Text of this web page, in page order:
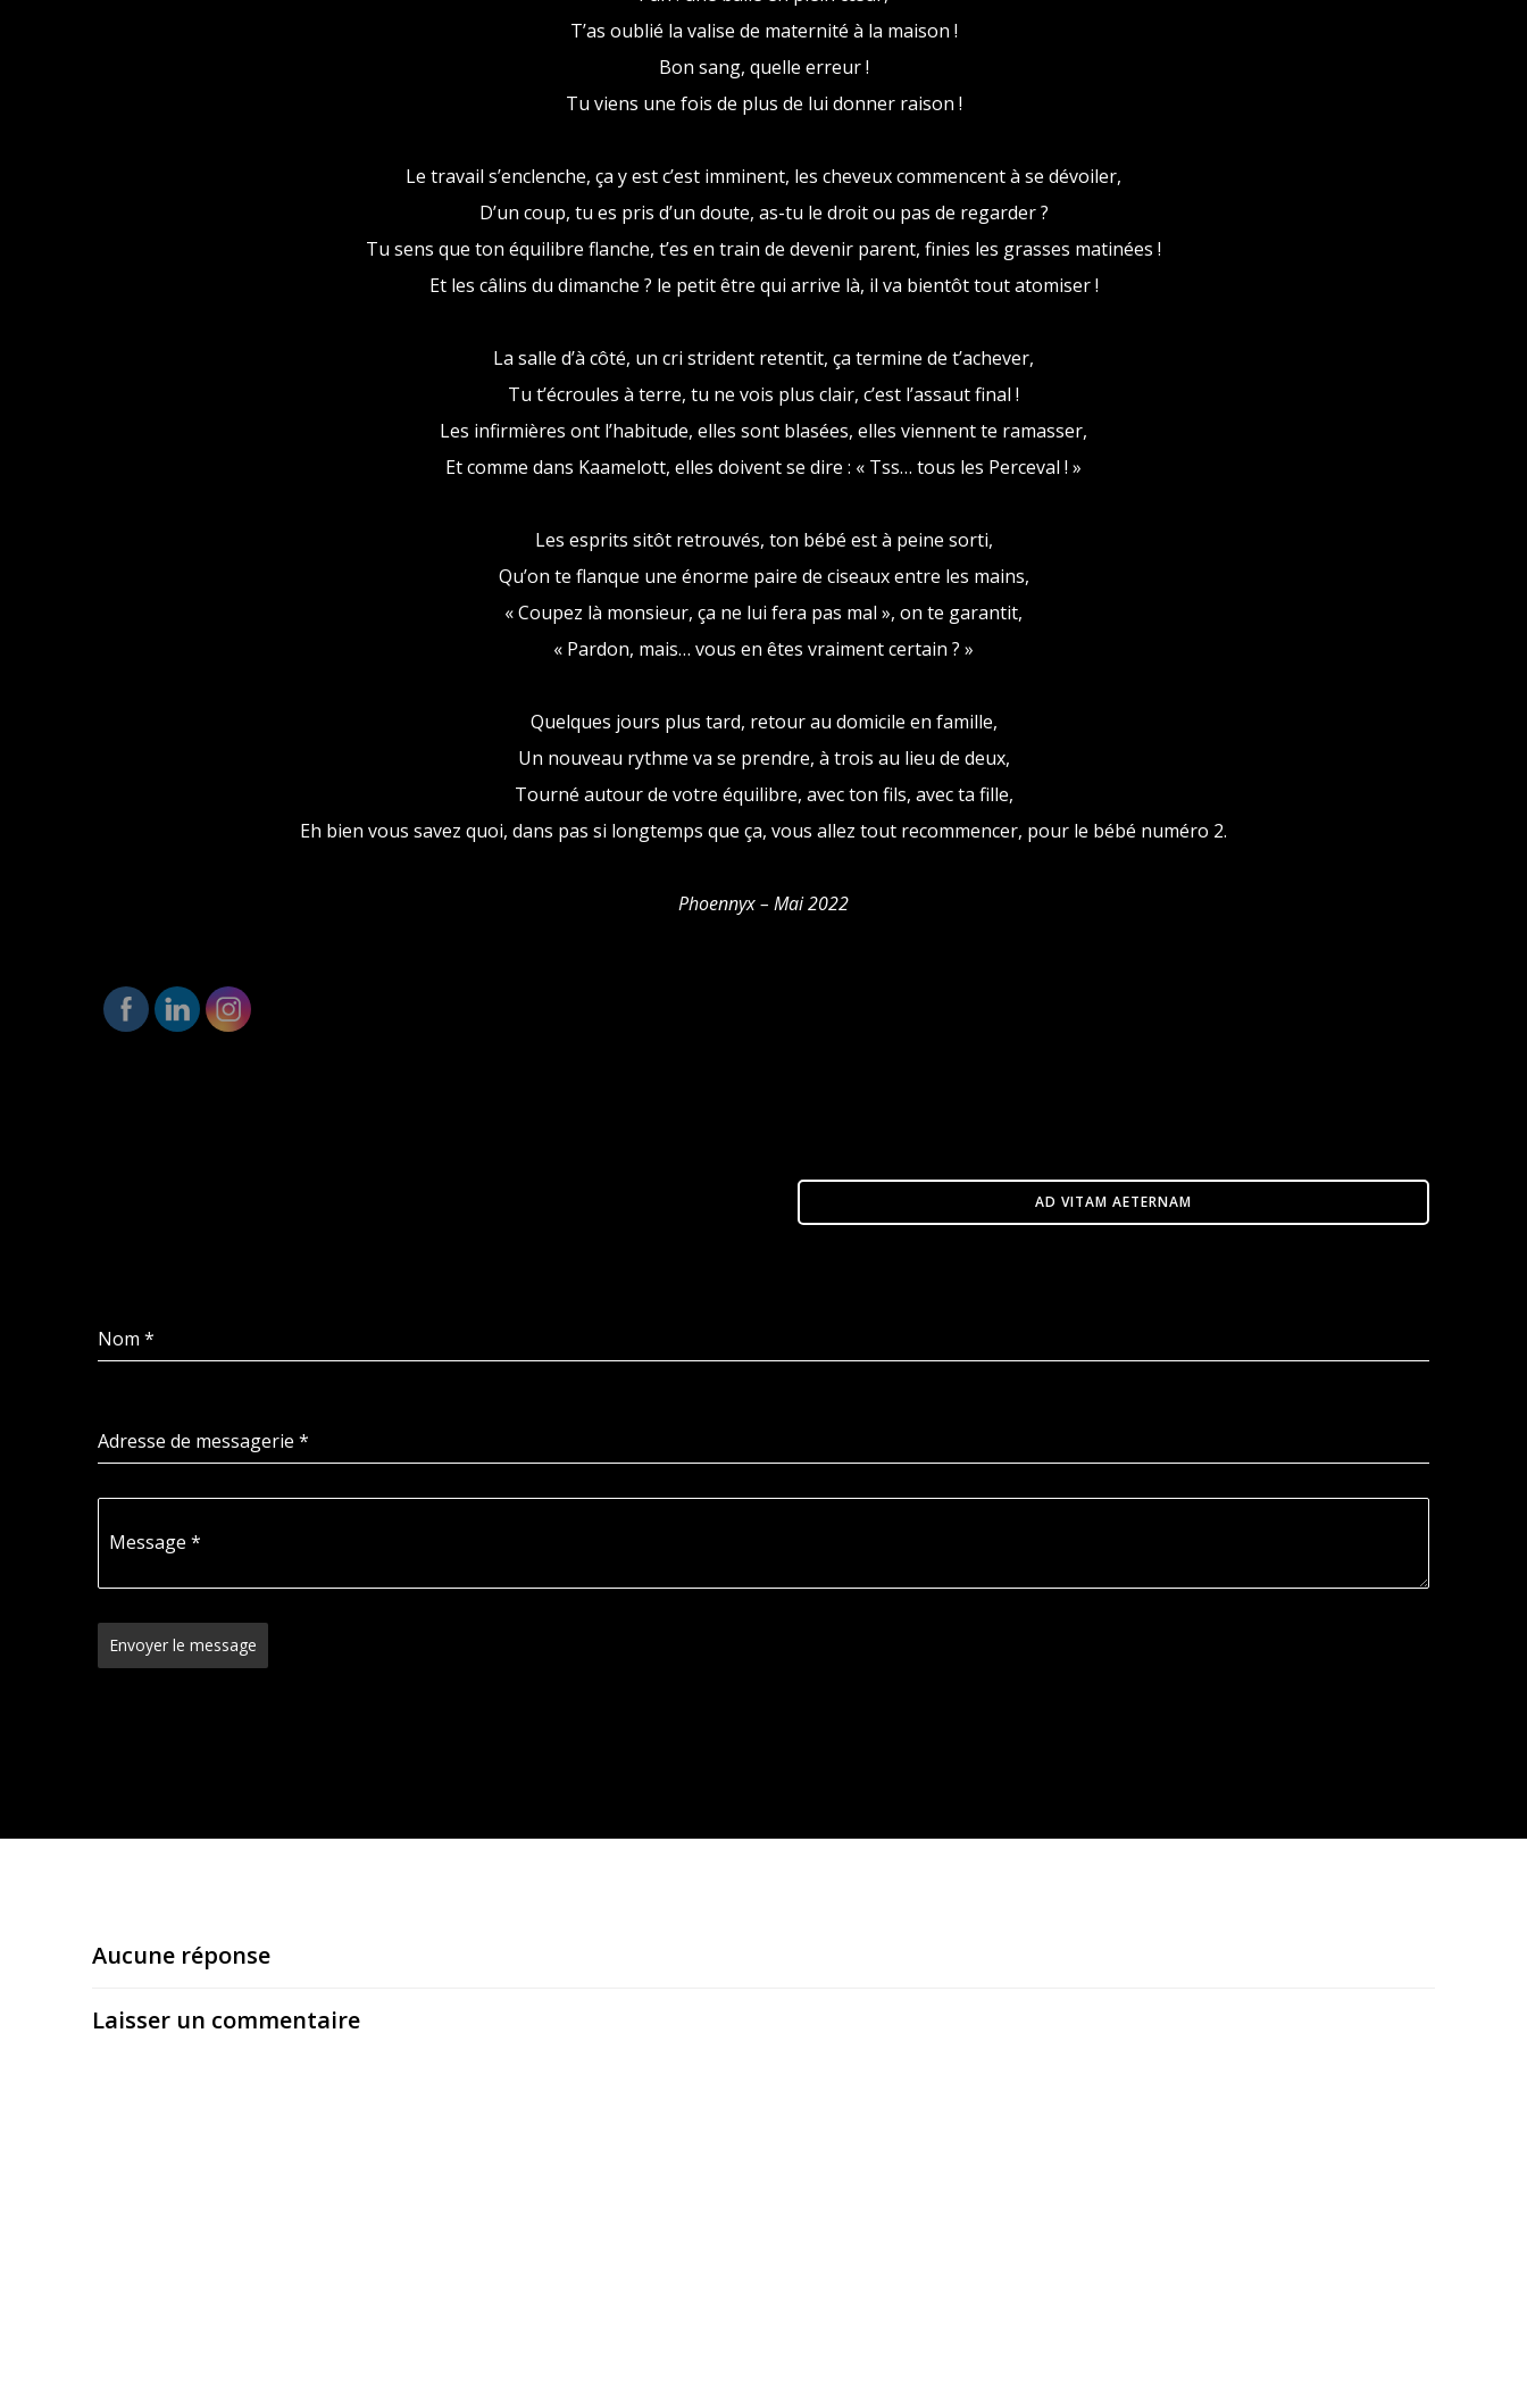
T’as oublié la valise de maternité à la maison !
Bon sang, quelle erreur !
Tu viens une fois de plus de lui donner raison !
Le travail s’enclenche, ça y est c’est imminent, les cheveux commencent à se dévoiler,
D’un coup, tu es pris d’un doute, as-tu le droit ou pas de regarder ?
Tu sens que ton équilibre flanche, t’es en train de devenir parent, finies les grasses matinées !
Et les câlins du dimanche ? le petit être qui arrive là, il va bientôt tout atomiser !
La salle d’à côté, un cri strident retentit, ça termine de t’achever,
Tu t’écroules à terre, tu ne vois plus clair, c’est l’assaut final !
Les infirmières ont l’habitude, elles sont blasées, elles viennent te ramasser,
Et comme dans Kaamelott, elles doivent se dire : « Tss… tous les Perceval ! »
Les esprits sitôt retrouvés, ton bébé est à peine sorti,
Qu’on te flanque une énorme paire de ciseaux entre les mains,
« Coupez là monsieur, ça ne lui fera pas mal », on te garantit,
« Pardon, mais… vous en êtes vraiment certain ? »
Quelques jours plus tard, retour au domicile en famille,
Un nouveau rythme va se prendre, à trois au lieu de deux,
Tourné autour de votre équilibre, avec ton fils, avec ta fille,
Eh bien vous savez quoi, dans pas si longtemps que ça, vous allez tout recommencer, pour le bébé numéro 2.
Phoennyx – Mai 2022
AD VITAM AETERNAM
Nom *
Adresse de messagerie *
Message *
Envoyer le message
Aucune réponse
Laisser un commentaire